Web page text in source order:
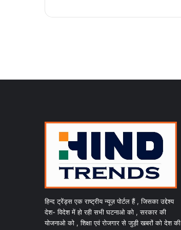
हिन्द ट्रेंड्स एक राष्ट्रीय न्यूज़ पोर्टल हैं , जिसका उद्देश्य
देश- विदेश में हो रही सभी घटनाओ को , सरकार की
योजनाओ को , शिक्षा एवं रोजगार से जुड़ी खबरों को देश की